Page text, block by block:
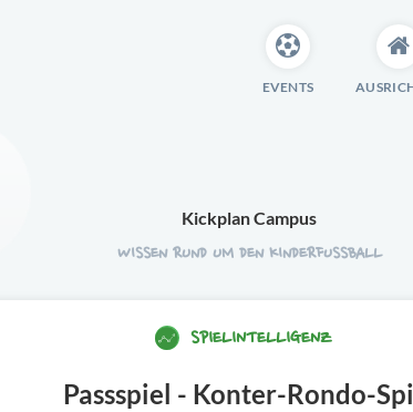
EVENTS
Kickplan Campus
WISSEN RUND UM DEN KINDERFUSSBALL
SPIELINTELLIGENZ
Passspiel - Konter-Rondo-